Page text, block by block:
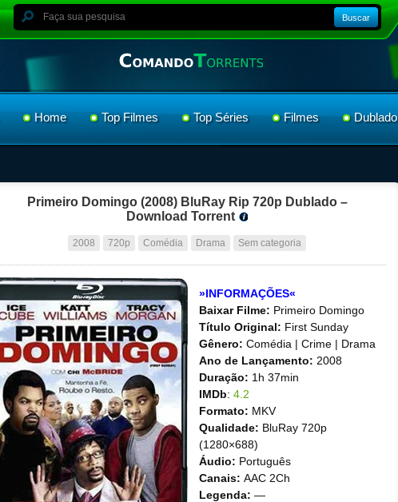
Buscar
Home Top Filmes Top Séries Filmes Dublado
Primeiro Domingo (2008) BluRay Rip 720p Dublado –
Download Torrent
2008 720p Comédia Drama Sem categoria
»INFORMAÇÕES«
Baixar Filme: Primeiro Domingo
Título Original: First Sunday
Gênero: Comédia | Crime | Drama
Ano de Lançamento: 2008
Duração: 1h 37min
IMDb: 4.2
Formato: MKV
Qualidade: BluRay 720p
(1280×688)
Áudio: Português
Canais: AAC 2Ch
Legenda: —